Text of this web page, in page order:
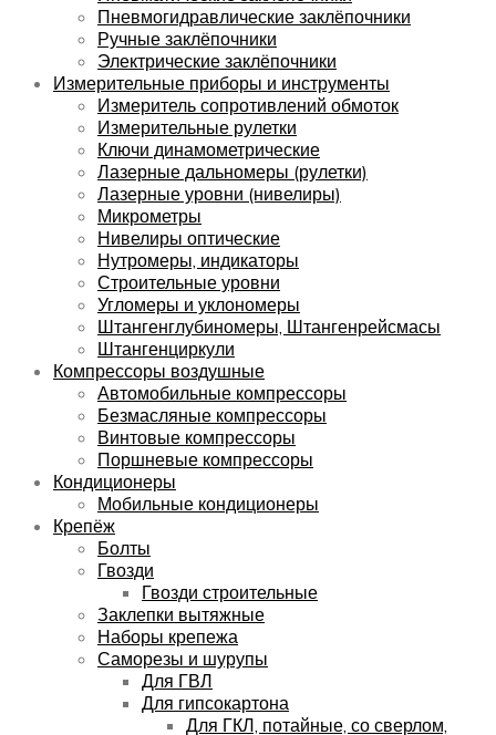
Пневмогидравлические заклёпочники
Ручные заклёпочники
Электрические заклёпочники
Измерительные приборы и инструменты
Измеритель сопротивлений обмоток
Измерительные рулетки
Ключи динамометрические
Лазерные дальномеры (рулетки)
Лазерные уровни (нивелиры)
Микрометры
Нивелиры оптические
Нутромеры, индикаторы
Строительные уровни
Угломеры и уклономеры
Штангенглубиномеры, Штангенрейсмасы
Штангенциркули
Компрессоры воздушные
Автомобильные компрессоры
Безмасляные компрессоры
Винтовые компрессоры
Поршневые компрессоры
Кондиционеры
Мобильные кондиционеры
Крепёж
Болты
Гвозди
Гвозди строительные
Заклепки вытяжные
Наборы крепежа
Саморезы и шурупы
Для ГВЛ
Для гипсокартона
Для ГКЛ, потайные, со сверлом,